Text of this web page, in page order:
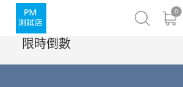
0
限時倒數